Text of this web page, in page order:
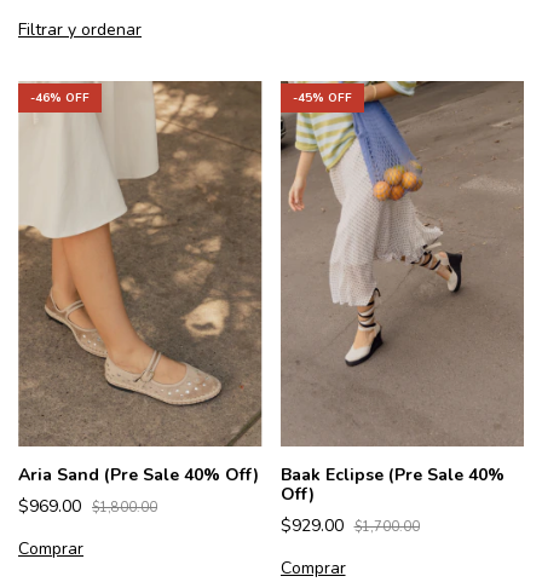
Filtrar y ordenar
-46% OFF
Aria Sand (Pre Sale 40% Off)
$969.00 $1,800.00
Comprar
-45% OFF
Baak Eclipse (Pre Sale 40%
Off)
$929.00 $1,700.00
Comprar